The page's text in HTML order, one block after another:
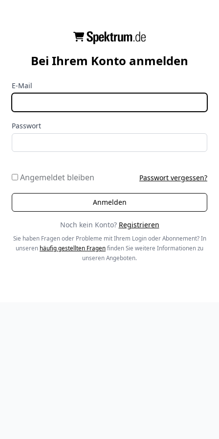
Bei Ihrem Konto anmelden
E-Mail
Passwort
Angemeldet bleiben Passwort vergessen?
Noch kein Konto? Registrieren
Sie haben Fragen oder Probleme mit Ihrem Login oder Abonnement? In
unseren häufig gestellten Fragen finden Sie weitere Informationen zu
unseren Angeboten.